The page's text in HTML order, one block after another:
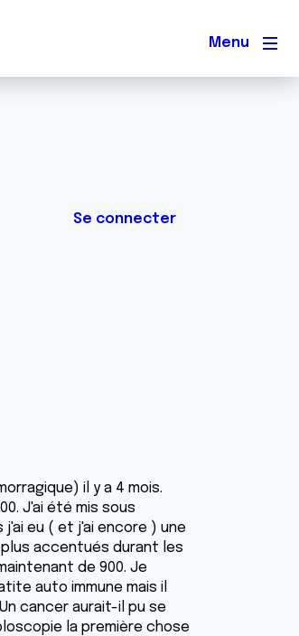
Menu
Se connecter
il y a 4 mois.
J'ai été mis sous
eu ( et j'ai encore ) une
accentués durant les
de 900. Je
auto immune mais il
cancer aurait-il pu se
la première chose